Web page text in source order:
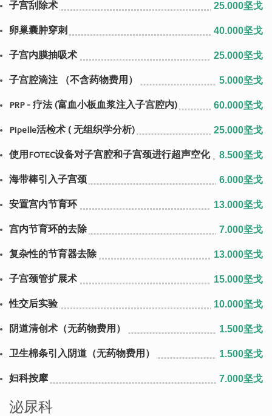
子宫刮除术 25.000坚戈
卵巢囊肿穿刺 40.000坚戈
子宫内膜抽吸术 25.000坚戈
子宫腔滴注 （不含药物费用） 5.000坚戈
PRP - 疗法 (富血小板血浆注入子宫腔内) 60.000坚戈
Pipelle活检术 ( 无组织学分析) 25.000坚戈
使用FOTEC设备对子宫腔和子宫颈进行超声空化 8.500坚戈
海带棒引入子宫颈 6.000坚戈
安置宫内节育环 13.000坚戈
宫内节育环的去除 7.000坚戈
复杂性的节育器去除 13.000坚戈
子宫颈管扩展术 15.000坚戈
性交后实验 10.000坚戈
阴道清创术（无药物费用） 1.500坚戈
卫生棉条引入阴道（无药物费用） 1.500坚戈
妇科按摩 7.000坚戈
泌尿科